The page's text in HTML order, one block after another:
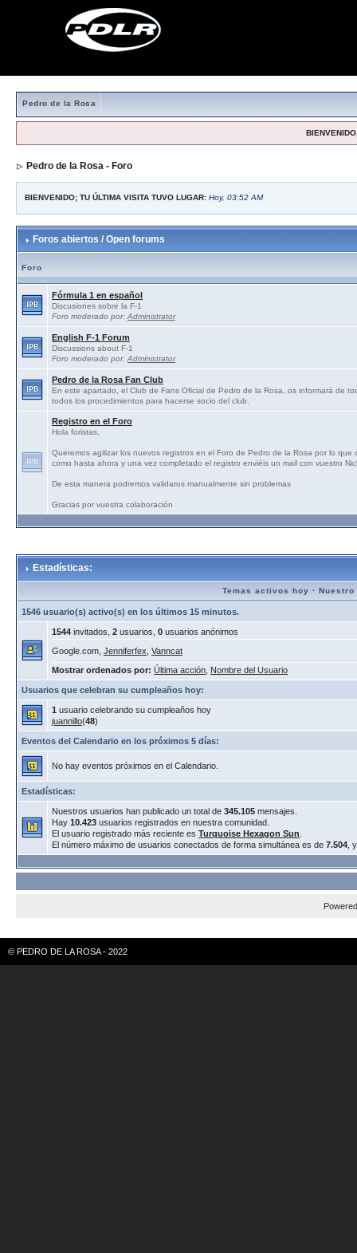
Pedro de la Rosa
Pedro de la Rosa - Foro
BIENVENIDO; TU ÚLTIMA VISITA TUVO LUGAR: Hoy, 03:52 AM
Foros abiertos / Open forums
Foro
Fórmula 1 en español
Discusiones sobre la F-1
Foro moderado por: Administrator
English F-1 Forum
Discussions about F-1
Foro moderado por: Administrator
Pedro de la Rosa Fan Club
En este apartado, el Club de Fans Oficial de Pedro de la Rosa, os informará de
todos los procedimientos para hacerse socio del club.
Registro en el Foro
Hola foristas,
Queremos agilizar los nuevos registros en el Foro de Pedro de la Rosa por lo
como hasta ahora y una vez completado el registro enviéis un mail con vuestro
De esta manera podremos validaros manualmente sin problemas
Gracias por vuestra colaboración
Estadísticas:
Temas activos hoy · Nuestro
1546 usuario(s) activo(s) en los últimos 15 minutos.
1544 invitados, 2 usuarios, 0 usuarios anónimos
Google.com, Jenniferfex Vanncat
Mostrar ordenados por: Última acción Nombre del Usuario
Usuarios que celebran su cumpleaños hoy:
1 usuario celebrando su cumpleaños hoy
juannillo(48)
Eventos del Calendario en los próximos 5 días:
No hay eventos próximos en el Calendario.
Estadísticas:
Nuestros usuarios han publicado un total de 345.105 mensajes.
Hay 10.423 usuarios registrados en nuestra comunidad.
El usuario registrado más reciente es Turquoise Hexagon Sun
El número máximo de usuarios conectados de forma simultánea es de 7.504 ,
© PEDRO DE LA ROSA - 2022